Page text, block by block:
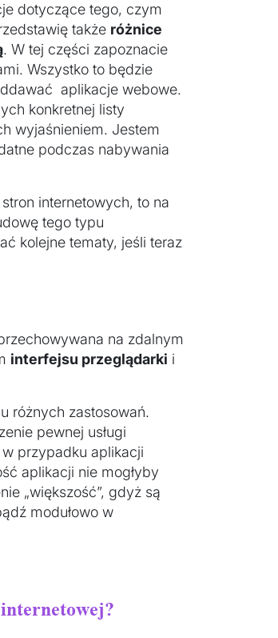
dotyczące tego, czym
także różnice
. W tej części zapoznacie
Wszystko to będzie
aplikacje webowe.
konkretnej listy
wyjaśnieniem. Jestem
podczas nabywania
internetowych, to na
tego typu
kolejne tematy, jeśli teraz
na zdalnym
interfejsu przeglądarki i
różnych zastosowań.
pewnej usługi
przypadku aplikacji
aplikacji nie mogłyby
„większość”, gdyż są
modułowo w